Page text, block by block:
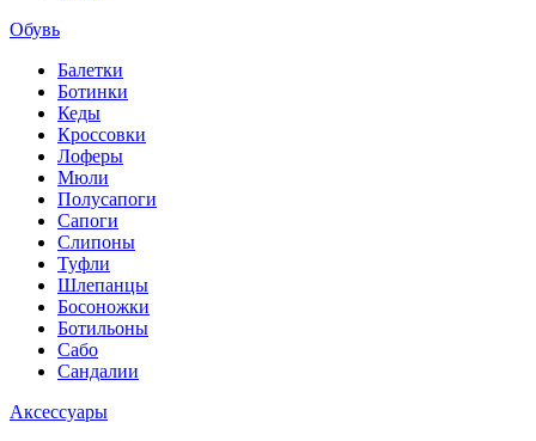
Обувь
Балетки
Ботинки
Кеды
Кроссовки
Лоферы
Мюли
Полусапоги
Сапоги
Слипоны
Туфли
Шлепанцы
Босоножки
Ботильоны
Сабо
Сандалии
Аксессуары